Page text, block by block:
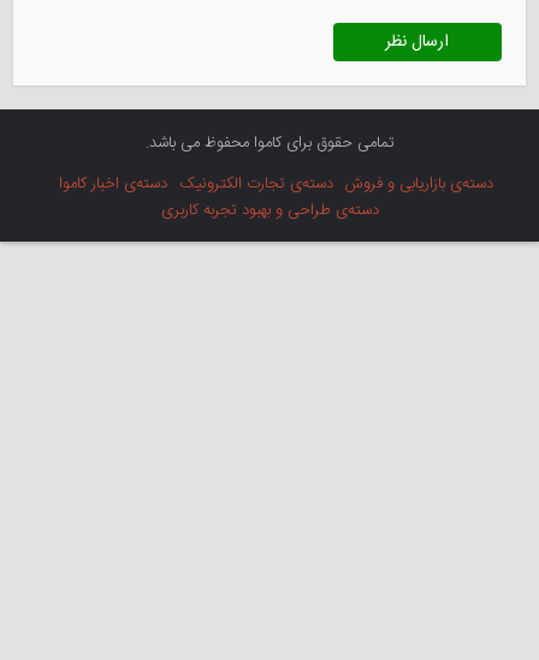
تمامی حقوق برای کاموا محفوظ می باشد.
دسته‌ی بازاریابی و فروش دسته‌ی تجارت الکترونیک دسته‌ی اخبار کاموا
دسته‌ی طراحی و بهبود تجربه کاربری